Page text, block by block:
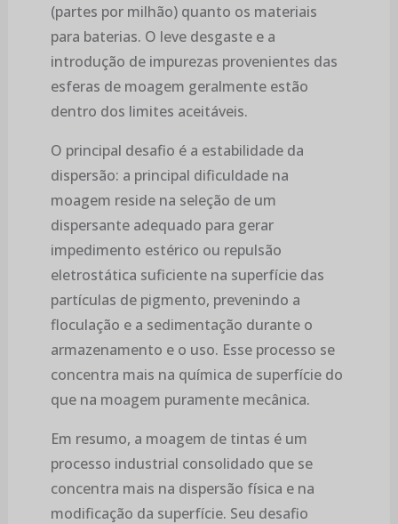
(partes por milhão) quanto os materiais
para baterias. O leve desgaste e a
introdução de impurezas provenientes das
esferas de moagem geralmente estão
dentro dos limites aceitáveis.
O principal desafio é a estabilidade da
dispersão: a principal dificuldade na
moagem reside na seleção de um
dispersante adequado para gerar
impedimento estérico ou repulsão
eletrostática suficiente na superfície das
partículas de pigmento, prevenindo a
floculação e a sedimentação durante o
armazenamento e o uso. Esse processo se
concentra mais na química de superfície do
que na moagem puramente mecânica.
Em resumo, a moagem de tintas é um
processo industrial consolidado que se
concentra mais na dispersão física e na
modificação da superfície. Seu desafio